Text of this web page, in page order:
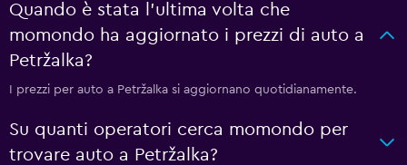
Quando è stata l'ultima volta che
momondo ha aggiornato i prezzi di auto a
Petržalka?
I prezzi per auto a Petržalka si aggiornano quotidianamente.
Su quanti operatori cerca momondo per
trovare auto a Petržalka?